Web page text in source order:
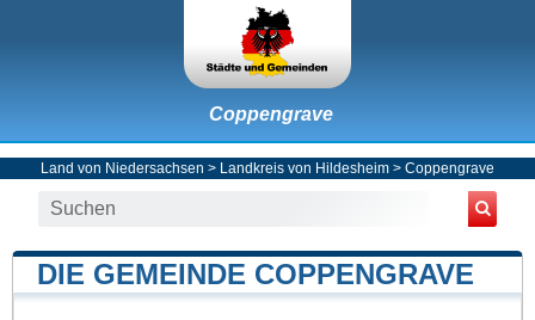
Coppengrave
Land von Niedersachsen > Landkreis von Hildesheim > Coppengrave
DIE GEMEINDE COPPENGRAVE